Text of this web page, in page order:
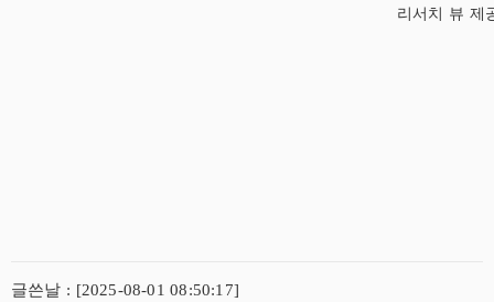
리서치 뷰 제
글쓴날 : [2025-08-01 08:50:17]